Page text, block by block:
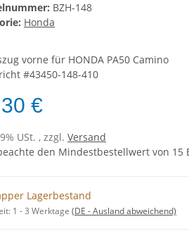
BZH-148
Honda
vorne für HONDA PA50 Camino
#43450-148-410
€
USt. , zzgl. Versand
den Mindestbestellwert von 15
Lagerbestand
1 - 3 Werktage (DE - Ausland abweichend)